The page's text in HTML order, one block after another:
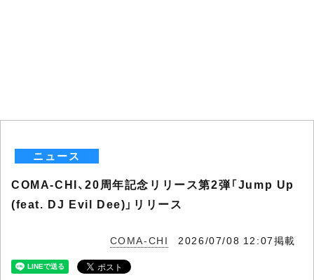
ニュース
COMA-CHI、20周年記念リリース第2弾「Jump Up
(feat. DJ Evil Dee)」リリース
COMA-CHI 2026/07/08 12:07掲載